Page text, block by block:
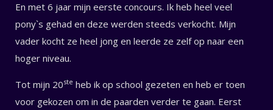
En met 6 jaar mijn eerste concours. Ik heb heel veel
pony`s gehad en deze werden steeds verkocht. Mijn
vader kocht ze heel jong en leerde ze zelf op naar een
hoger niveau.
Tot mijn 20ste heb ik op school gezeten en heb er toen
voor gekozen om in de paarden verder te gaan. Eerst